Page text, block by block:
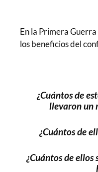
En la Primera
los beneficios del
¿Cuántos de
llevaron un
¿Cuántos de
¿Cuántos de